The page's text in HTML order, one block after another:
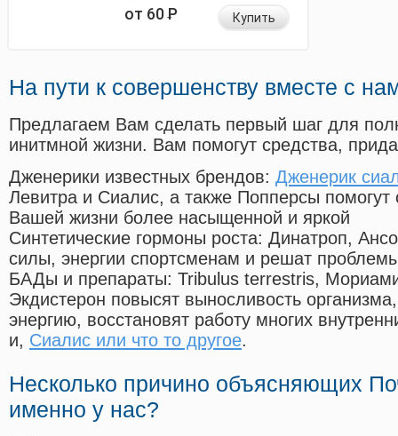
от 60Р Купить
На пути к совершенству вместе с
Предлагаем Вам сделать первый шаг для
инитмной жизни. Вам помогут средства,
Дженерики известных брендов: Дженерик
Левитра и Сиалис, а также Попперсы помогут
Вашей жизни более насыщенной и яркой
Синтетические гормоны роста: Динатроп,
силы, энергии спортсменам и решат
БАДы и препараты: Tribulus terrestris,
Экдистерон повысят выносливость
энергию, восстановят работу многих
и, Сиалис или что то другое.
Несколько причино объясняющих
именно у нас?